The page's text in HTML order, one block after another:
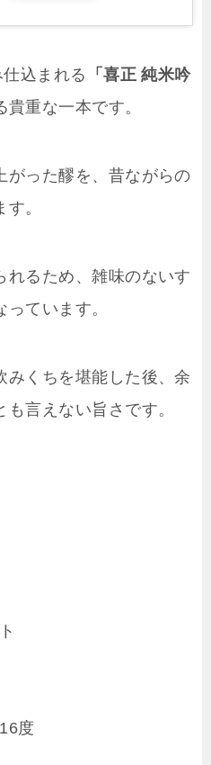
込まれる
「喜正 純米吟
重な一本です。
がった醪を、昔ながらの
。
れるため、雑味のないす
ています。
みくちを堪能した後、余
言えない旨さです。
度